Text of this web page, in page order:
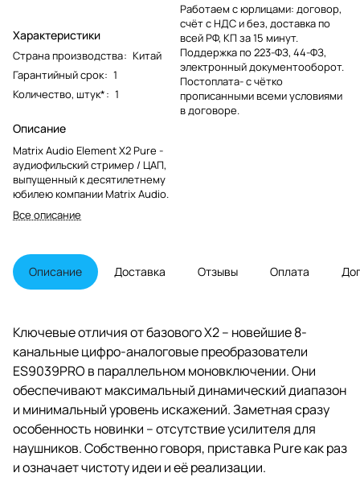
Характеристики
Страна производства: Китай
Гарантийный срок: 1
Количество, штук*: 1
Описание
Matrix Audio Element X2 Pure -
аудиофильский стример / ЦАП,
выпущенный к десятилетнему
юбилею компании Matrix Audio.
Все описание
Работаем с юрлицами: договор,
счёт с НДС и без, доставка по
всей РФ, КП за 15 минут.
Поддержка по 223-ФЗ, 44-ФЗ,
электронный документооборот.
Постоплата- с чётко
прописанными всеми условиями
в договоре.
Описание Доставка Отзывы Оплата
Ключевые отличия от базового X2 – новейшие 8-
канальные цифро-аналоговые преобразователи
ES9039PRO в параллельном моновключении. Они
обеспечивают максимальный динамический диапазон
и минимальный уровень искажений. Заметная сразу
особенность новинки – отсутствие усилителя для
наушников. Собственно говоря, приставка Pure как раз
и означает чистоту идеи и её реализации.